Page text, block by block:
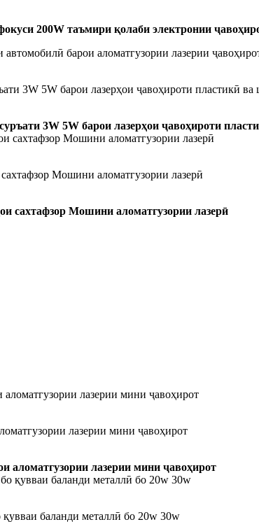
200W таъмири қолаби электронии
3W 5W барои лазерҳои ҷавоҳироти пластикӣ
3W 5W барои лазерҳои ҷавоҳироти
Мошини аломатгузории лазерӣ
сахтафзор Мошини аломатгузории лазерӣ
лазерии мини ҷавоҳирот
аломатгузории лазерии мини ҷавоҳирот
баланди металлӣ бо 20w 30w